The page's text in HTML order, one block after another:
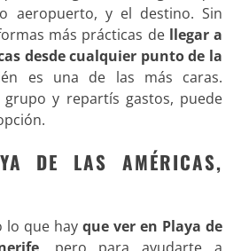
aeropuerto, y el destino. Sin
más prácticas de llegar a
desde cualquier punto de la
es una de las más caras.
y repartís gastos, puede
DE LAS AMÉRICAS,
lo que hayque ver en Playa de